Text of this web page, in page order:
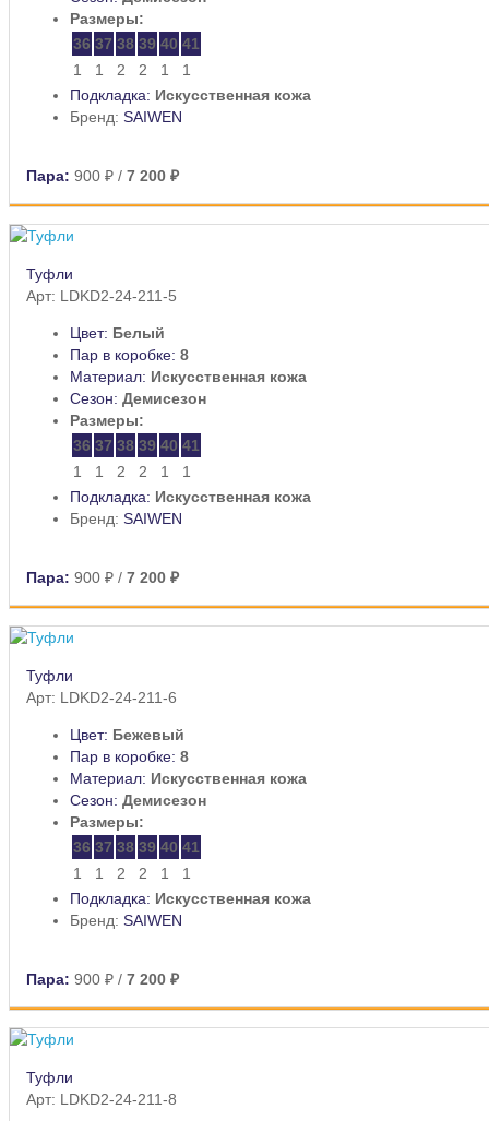
Размеры:
36 37 38 39 40 41
1
1 2 2 1
1
Подкладка: Искусственная кожа
Бренд: SAIWEN
Пара: 900 ₽ / 7 200 ₽
Туфли
Арт: LDKD2-24-211-5
Цвет: Белый
Пар в коробке: 8
Материал: Искусственная кожа
Сезон: Демисезон
Размеры:
36 37 38 39 40 41
1
1 2 2 1
1
Подкладка: Искусственная кожа
Бренд: SAIWEN
Пара: 900 ₽ / 7 200 ₽
Туфли
Арт: LDKD2-24-211-6
Цвет: Бежевый
Пар в коробке: 8
Материал: Искусственная кожа
Сезон: Демисезон
Размеры:
36 37 38 39 40 41
1
1 2 2 1
1
Подкладка: Искусственная кожа
Бренд: SAIWEN
Пара: 900 ₽ / 7 200 ₽
Туфли
Арт: LDKD2-24-211-8